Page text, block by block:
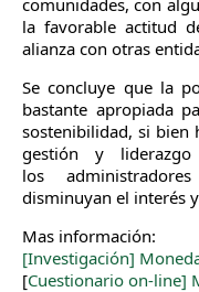
la favorable actitud
alianza con otras
Se concluye que la
bastante apropiada
sostenibilidad, si bien
gestión y
los
disminuyan el interés
Mas información:
[Investigación]
[Cuestionario on-line]